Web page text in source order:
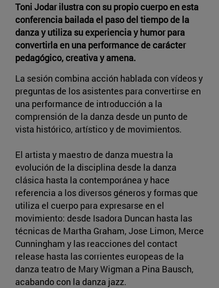
Toni Jodar ilustra con su propio cuerpo en esta
conferencia bailada el paso del tiempo de la
danza y utiliza su experiencia y humor para
convertirla en una performance de carácter
pedagógico, creativa y amena.
La sesión combina acción hablada con vídeos y
preguntas de los asistentes para convertirse en
una performance de introducción a la
comprensión de la danza desde un punto de
vista histórico, artístico y de movimientos.
El artista y maestro de danza muestra la
evolución de la disciplina desde la danza
clásica hasta la contemporánea y hace
referencia a los diversos géneros y formas que
utiliza el cuerpo para expresarse en el
movimiento: desde Isadora Duncan hasta las
técnicas de Martha Graham, Jose Limon, Merce
Cunningham y las reacciones del contact
release hasta las corrientes europeas de la
danza teatro de Mary Wigman a Pina Bausch,
acabando con la danza jazz.